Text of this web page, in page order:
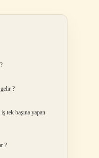
?
tek başına yapan
?